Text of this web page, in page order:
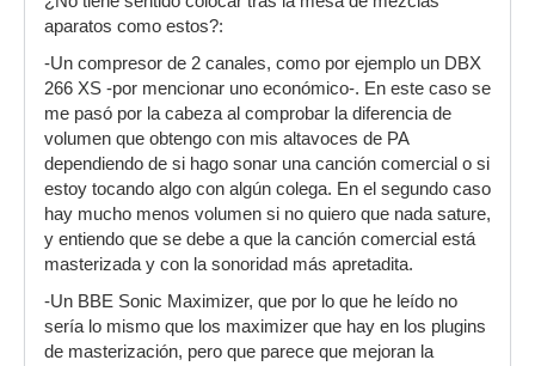
aparatos como estos?:
-Un compresor de 2 canales, como por ejemplo un DBX
266 XS -por mencionar uno económico-. En este caso se
me pasó por la cabeza al comprobar la diferencia de
volumen que obtengo con mis altavoces de PA
dependiendo de si hago sonar una canción comercial o si
estoy tocando algo con algún colega. En el segundo caso
hay mucho menos volumen si no quiero que nada sature,
y entiendo que se debe a que la canción comercial está
masterizada y con la sonoridad más apretadita.
-Un BBE Sonic Maximizer, que por lo que he leído no
sería lo mismo que los maximizer que hay en los plugins
de masterización, pero que parece que mejoran la